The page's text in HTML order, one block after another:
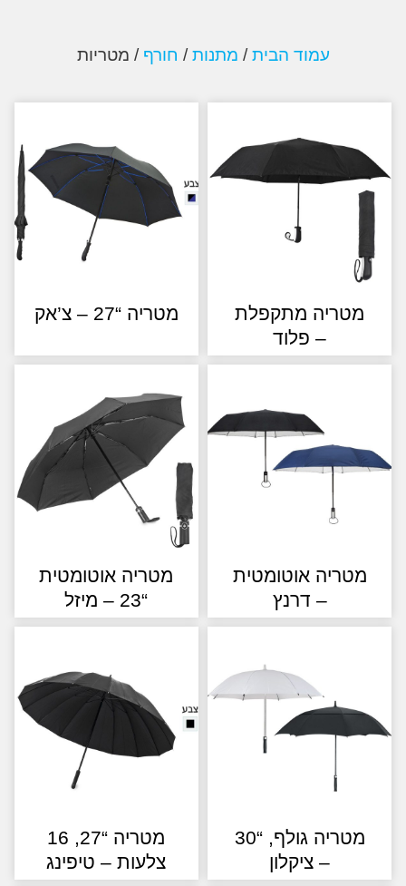
עמוד הבית/מתנות /חורף/ מטריות
מתקפלת
– פלוד
מטריה “27 – צ’אק
אוטומטית
– דרנץ
מטריה אוטומטית
מטריה גולף, “30
– ציקלון
מטריה “27, 16
צלעות – טיפינג